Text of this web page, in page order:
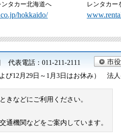
タカー北海道へ
hokkaido/
レンタカー
代表電話：011-211-2111
び12月29日～1月3日はお休み） 法人
きなどにご利用ください。
通機関などをご案内しています。